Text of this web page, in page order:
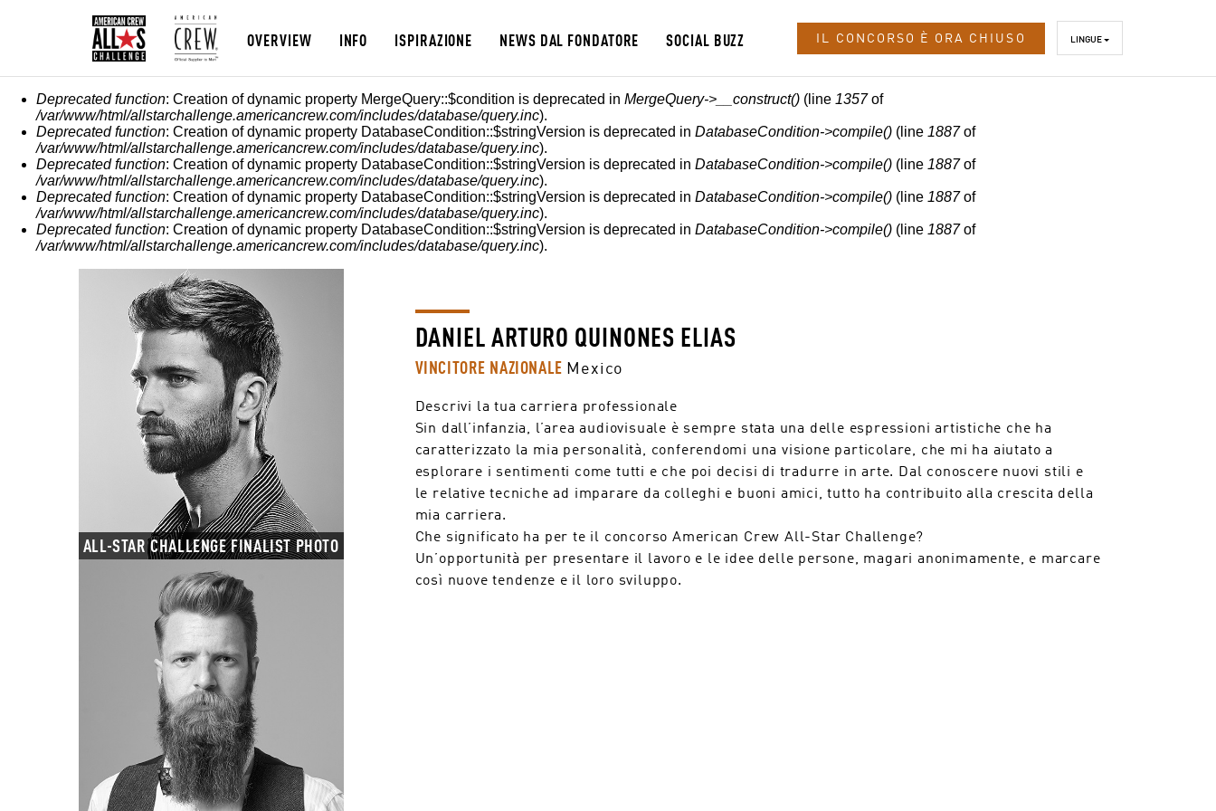
OVERVIEW INFO ISPIRAZIONE NEWS DAL FONDATORE SOCIAL BUZZ IL CONCORSO È ORA CHIUSO LINGUE
MESSAGGIO DI ERRORE
Deprecated function: Creation of dynamic property MergeQuery::$condition is deprecated in MergeQuery->__construct() (line 1357of
/var/www/html/allstarchallenge.americancrew.com/includes/database/query.inc).
Deprecated function: Creation of dynamic property DatabaseCondition::$stringVersion is deprecated in DatabaseCondition->compile() (line 1887of
/var/www/html/allstarchallenge.americancrew.com/includes/database/query.inc).
Deprecated function: Creation of dynamic property DatabaseCondition::$stringVersion is deprecated in DatabaseCondition->compile() (line 1887of
/var/www/html/allstarchallenge.americancrew.com/includes/database/query.inc).
Deprecated function: Creation of dynamic property DatabaseCondition::$stringVersion is deprecated in DatabaseCondition->compile() (line 1887of
/var/www/html/allstarchallenge.americancrew.com/includes/database/query.inc).
Deprecated function: Creation of dynamic property DatabaseCondition::$stringVersion is deprecated in DatabaseCondition->compile() (line 1887of
/var/www/html/allstarchallenge.americancrew.com/includes/database/query.inc).
ALL-STAR CHALLENGE FINALIST PHOTO
DANIEL ARTURO QUINONES ELIAS
VINCITORE NAZIONALE Mexico
Descrivi la tua carriera professionale
Sin dall’infanzia, l’area audiovisuale è sempre stata una delle espressioni artistiche che ha
caratterizzato la mia personalità, conferendomi una visione particolare, che mi ha aiutato a
esplorare i sentimenti come tutti e che poi decisi di tradurre in arte. Dal conoscere nuovi stili e
le relative tecniche ad imparare da colleghi e buoni amici, tutto ha contribuito alla crescita della
mia carriera.
Che significato ha per te il concorso American Crew All-Star Challenge?
Un’opportunità per presentare il lavoro e le idee delle persone, magari anonimamente, e marcare
così nuove tendenze e il loro sviluppo.